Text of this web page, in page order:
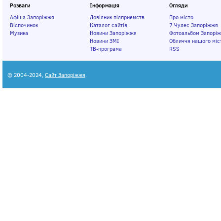
Розваги
Афіша Запоріжжя
Відпочинок
Музика
Інформація
Довідник підприємств
Каталог сайтів
Новини Запоріжжя
Новини ЗМІ
ТВ-програма
Огляди
Про місто
7 Чудес Запоріжжя
Фотоальбом
Обличчя нашого
RSS
© 2004-2024, Сайт Запоріжжя.